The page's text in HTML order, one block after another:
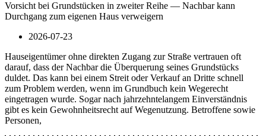
Vorsicht bei Grundstücken in zweiter Reihe — Nachbar kann
Durchgang zum eigenen Haus verweigern
2026-07-23
Hauseigentümer ohne direkten Zugang zur Straße vertrauen oft
darauf, dass der Nachbar die Überquerung seines Grundstücks
duldet. Das kann bei einem Streit oder Verkauf an Dritte schnell
zum Problem werden, wenn im Grundbuch kein Wegerecht
eingetragen wurde. Sogar nach jahrzehntelangem Einverständnis
gibt es kein Gewohnheitsrecht auf Wegenutzung. Betroffene sowie
Personen,